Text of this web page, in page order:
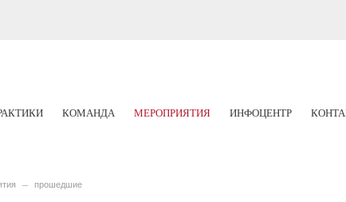
КОМАНДА МЕРОПРИЯТИЯ ИНФОЦЕНТР
прошедшие